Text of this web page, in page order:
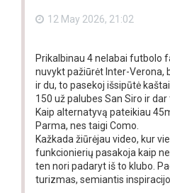
12 May 2026, 21:02
Prikalbinau 4 nelabai futbolo
nuvykt pažiūrėt Inter-Verona,
ir du, to pasekoj išsipūtė
150 už palubes San Siro ir dar
Kaip alternatyvą pateikiau
Parma, nes taigi Como.
Kažkada žiūrėjau video, kur
funkcionierių pasakoja kaip
ten nori padaryt iš to klubo.
turizmas, semiantis